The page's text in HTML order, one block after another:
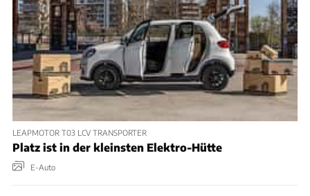
LEAPMOTOR T03 LCV TRANSPORTER
Platz ist in der kleinsten Elektro-Hütte
E-Auto